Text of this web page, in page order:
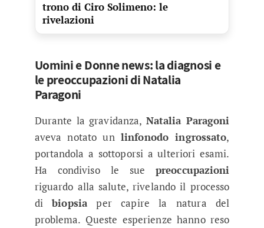
trono di Ciro Solimeno: le
rivelazioni
Uomini e Donne news: la diagnosi e
le preoccupazioni di Natalia
Paragoni
Durante la gravidanza, Natalia Paragoni
aveva notato unlinfonodo ingrossato,
portandola a sottoporsi a ulteriori esami.
Ha condiviso le suepreoccupazioni
riguardo alla salute, rivelando il processo
dibiopsiaper capire la natura del
problema. Queste esperienze hanno reso